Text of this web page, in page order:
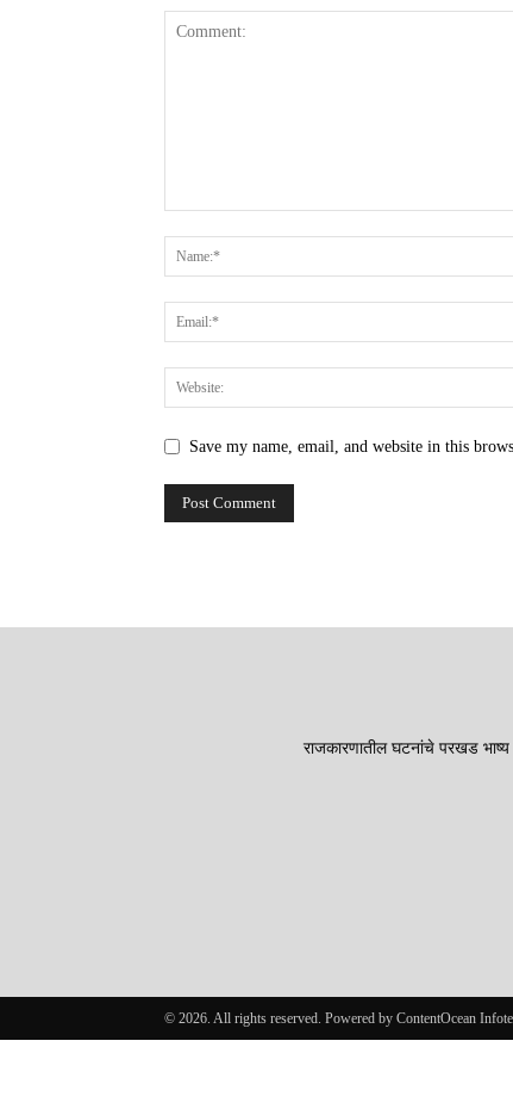
Save my name, email, and website in this
राजकारणातील घटनांचे परखड भाष्य
© 2026. All rights reserved. Powered by ContentOcean